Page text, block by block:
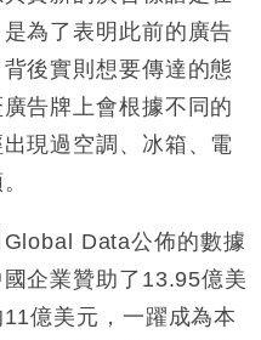
為了表明此前的廣告
後實則想要傳達的態
告牌上會根據不同的
現過空調、冰箱、電
Data公佈的數據
企業贊助了13.95億美
億美元，一躍成為本